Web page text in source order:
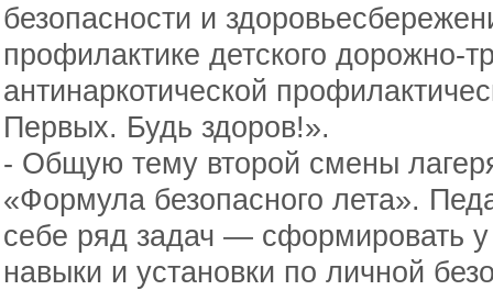
безопасности и
профилактике детского дорожно-
антинаркотической
Первых. Будь здоров!».
- Общую тему второй смены
«Формула безопасного лета».
себе ряд задач — сформировать
навыки и установки по личной